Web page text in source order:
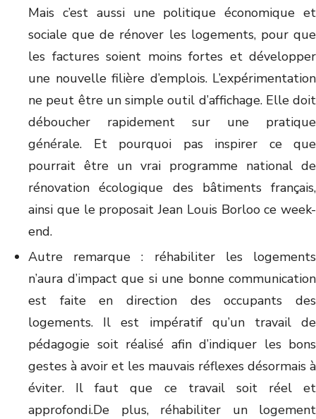
Mais c’est aussi une politique économique et
sociale que de rénover les logements, pour que
les factures soient moins fortes et développer
une nouvelle filière d’emplois. L’expérimentation
ne peut être un simple outil d’affichage. Elle doit
déboucher rapidement sur une pratique
générale. Et pourquoi pas inspirer ce que
pourrait être un vrai programme national de
rénovation écologique des bâtiments français,
ainsi que le proposait Jean Louis Borloo ce week-
end.
Autre remarque : réhabiliter les logements
n’aura d’impact que si une bonne communication
est faite en direction des occupants des
logements. Il est impératif qu’un travail de
pédagogie soit réalisé afin d’indiquer les bons
gestes à avoir et les mauvais réflexes désormais à
éviter. Il faut que ce travail soit réel et
approfondi.De plus, réhabiliter un logement